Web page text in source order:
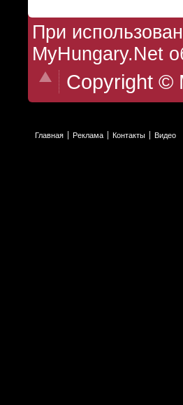
При
MyHungary.Net
Copyright ©
Главная Реклама Контакты Видео